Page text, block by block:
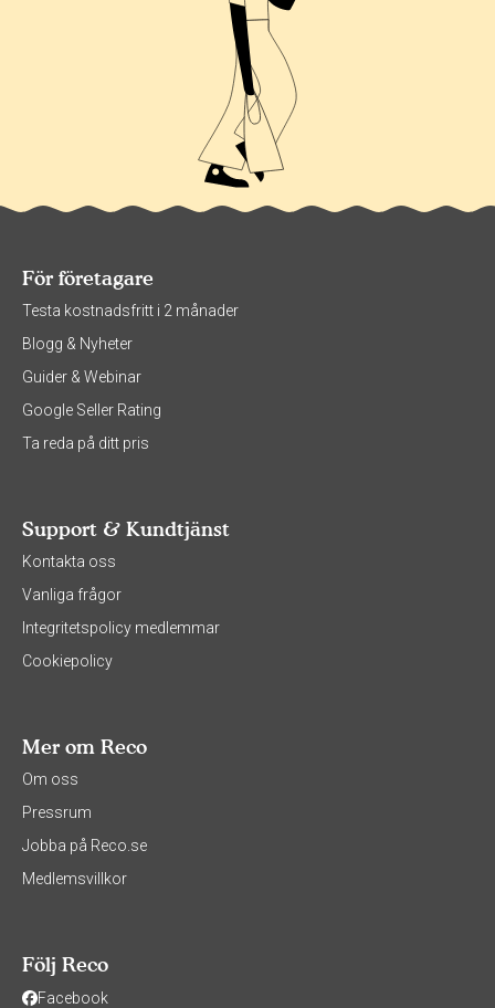
För företagare
Testa kostnadsfritt i 2 månader
Blogg & Nyheter
Guider & Webinar
Google Seller Rating
Ta reda på ditt pris
Support & Kundtjänst
Kontakta oss
Vanliga frågor
Integritetspolicy medlemmar
Cookiepolicy
Mer om Reco
Om oss
Pressrum
Jobba på Reco.se
Medlemsvillkor
Följ Reco
Facebook